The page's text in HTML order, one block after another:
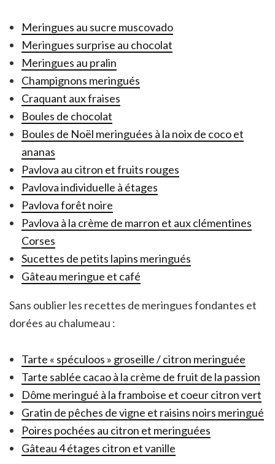
Meringues au sucre muscovado
Meringues surprise au chocolat
Meringues au pralin
Champignons meringués
Craquant aux fraises
Boules de chocolat
Boules de Noël meringuées à la noix de coco et
ananas
Pavlova au citron et fruits rouges
Pavlova individuelle à étages
Pavlova forêt noire
Pavlova à la crème de marron et aux clémentines
Corses
Sucettes de petits lapins meringués
Gâteau meringue et café
Sans oublier les recettes de meringues fondantes et
dorées au chalumeau :
Tarte « spéculoos » groseille / citron meringuée
Tarte sablée cacao à la crème de fruit de la passion
Dôme meringué à la framboise et coeur citron vert
Gratin de pêches de vigne et raisins noirs meringué
Poires pochées au citron et meringuées
Gâteau 4 étages citron et vanille